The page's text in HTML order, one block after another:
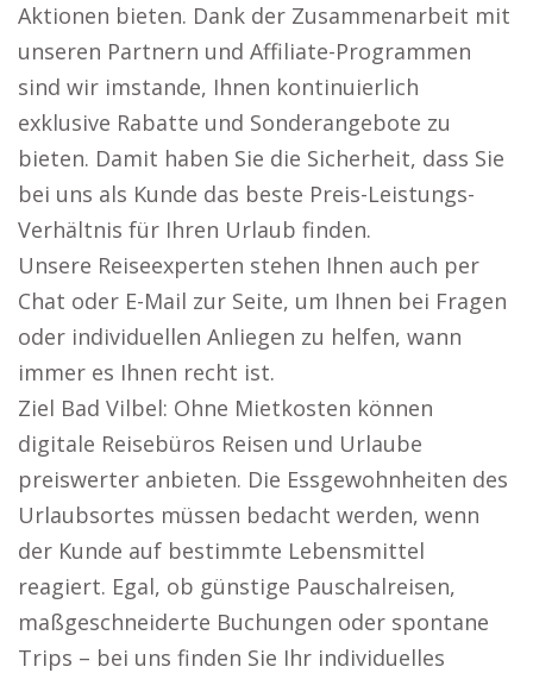
Aktionen bieten. Dank der Zusammenarbeit mit
unseren Partnern und Affiliate-Programmen
sind wir imstande, Ihnen kontinuierlich
exklusive Rabatte und Sonderangebote zu
bieten. Damit haben Sie die Sicherheit, dass Sie
bei uns als Kunde das beste Preis-Leistungs-
Verhältnis für Ihren Urlaub finden.
Unsere Reiseexperten stehen Ihnen auch per
Chat oder E-Mail zur Seite, um Ihnen bei Fragen
oder individuellen Anliegen zu helfen, wann
immer es Ihnen recht ist.
Ziel Bad Vilbel: Ohne Mietkosten können
digitale Reisebüros Reisen und Urlaube
preiswerter anbieten. Die Essgewohnheiten des
Urlaubsortes müssen bedacht werden, wenn
der Kunde auf bestimmte Lebensmittel
reagiert. Egal, ob günstige Pauschalreisen,
maßgeschneiderte Buchungen oder spontane
Trips – bei uns finden Sie Ihr individuelles